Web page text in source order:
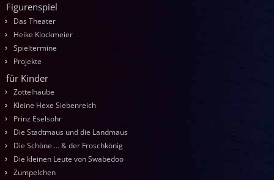
Figurenspiel
Das Theater
Heike Klockmeier
Spieltermine
Projekte
für Kinder
Zottelhaube
Kleine Hexe Siebenreich
Prinz Eselsohr
Die Stadtmaus und die Landmaus
Die Schöne … & der Froschkönig
Die kleinen Leute von Swabedoo
Zumpelchen